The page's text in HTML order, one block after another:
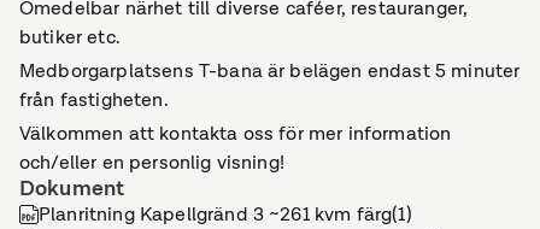
Omedelbar närhet till diverse caféer, restauranger,
butiker etc.
Medborgarplatsens T-bana är belägen endast 5 minuter
från fastigheten.
Välkommen att kontakta oss för mer information
och/eller en personlig visning!
Dokument
Planritning Kapellgränd 3 ~261 kvm färg(1)